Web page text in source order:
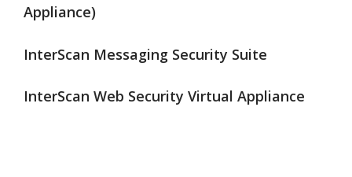
Appliance)
InterScan Messaging Security Suite
InterScan Web Security Virtual Appliance